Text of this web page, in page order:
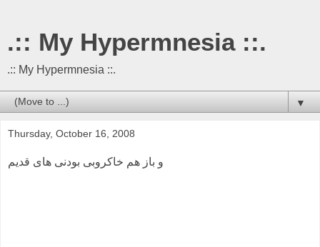
.:: My Hypermnesia ::.
.:: My Hypermnesia ::.
▼
Thursday, October 16, 2008
و باز هم خاکروبی بودنی های قدیم